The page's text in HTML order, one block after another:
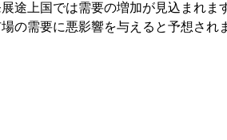
途上国では需要の増加が見込まれま
の需要に悪影響を与えると予想され